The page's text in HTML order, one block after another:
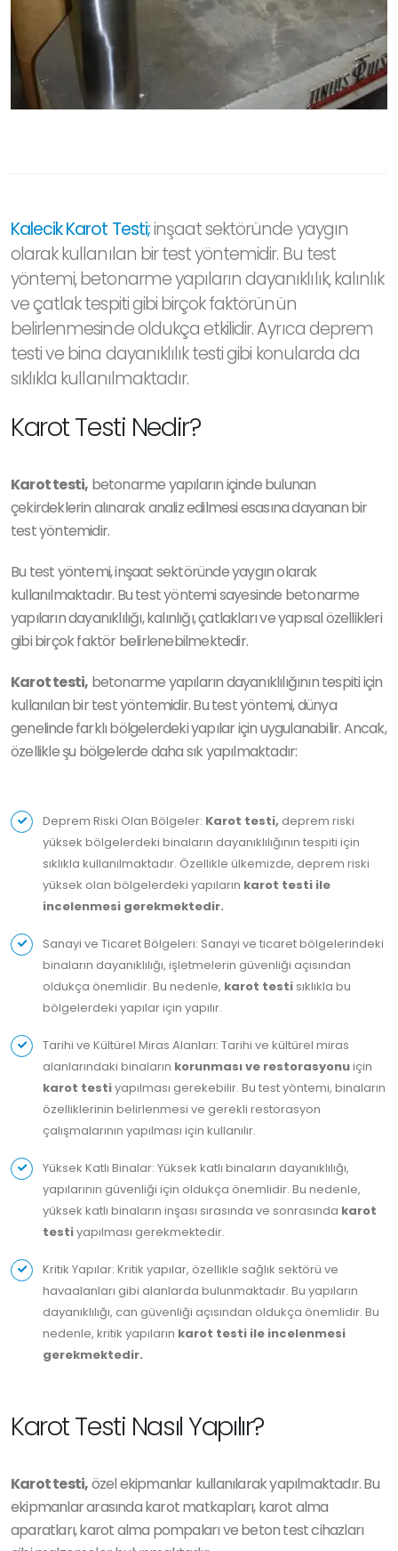
Kalecik Karot Testi;inşaat sektöründe yaygın
olarak kullanılan bir test yöntemidir. Bu test
yöntemi, betonarme yapıların dayanıklılık, kalınlık
ve çatlak tespiti gibi birçok faktörünün
belirlenmesinde oldukça etkilidir. Ayrıca deprem
testi ve bina dayanıklılık testi gibi konularda da
sıklıkla kullanılmaktadır.
Karot Testi Nedir?
Karot testi, betonarme yapıların içinde bulunan
çekirdeklerin alınarak analiz edilmesi esasına dayanan bir
test yöntemidir.
Bu test yöntemi, inşaat sektöründe yaygın olarak
kullanılmaktadır. Bu test yöntemi sayesinde betonarme
yapıların dayanıklılığı, kalınlığı, çatlakları ve yapısal özellikleri
gibi birçok faktör belirlenebilmektedir.
Karot testi, betonarme yapıların dayanıklılığının tespiti için
kullanılan bir test yöntemidir. Bu test yöntemi, dünya
genelinde farklı bölgelerdeki yapılar için uygulanabilir. Ancak,
özellikle şu bölgelerde daha sık yapılmaktadır:
Deprem Riski Olan Bölgeler: Karot testi, deprem riski
yüksek bölgelerdeki binaların dayanıklılığının tespiti için
sıklıkla kullanılmaktadır. Özellikle ülkemizde, deprem riski
yüksek olan bölgelerdeki yapıların karot testi ile
incelenmesi gerekmektedir.
Sanayi ve Ticaret Bölgeleri: Sanayi ve ticaret bölgelerindeki
binaların dayanıklılığı, işletmelerin güvenliği açısından
oldukça önemlidir. Bu nedenle, karot testi sıklıkla bu
bölgelerdeki yapılar için yapılır.
Tarihi ve Kültürel Miras Alanları: Tarihi ve kültürel miras
alanlarındaki binaların korunması ve restorasyonuiçin
karot testiyapılması gerekebilir. Bu test yöntemi, binaların
özelliklerinin belirlenmesi ve gerekli restorasyon
çalışmalarının yapılması için kullanılır.
Yüksek Katlı Binalar: Yüksek katlı binaların dayanıklılığı,
yapılarının güvenliği için oldukça önemlidir. Bu nedenle,
yüksek katlı binaların inşası sırasında ve sonrasında karot
testiyapılması gerekmektedir.
Kritik Yapılar: Kritik yapılar, özellikle sağlık sektörü ve
havaalanları gibi alanlarda bulunmaktadır. Bu yapıların
dayanıklılığı, can güvenliği açısından oldukça önemlidir. Bu
nedenle, kritik yapıların karot testi ile incelenmesi
gerekmektedir.
Karot Testi Nasıl Yapılır?
Karot testi,özel ekipmanlar kullanılarak yapılmaktadır. Bu
ekipmanlar arasında karot matkapları, karot alma
aparatları, karot alma pompaları ve beton test cihazları